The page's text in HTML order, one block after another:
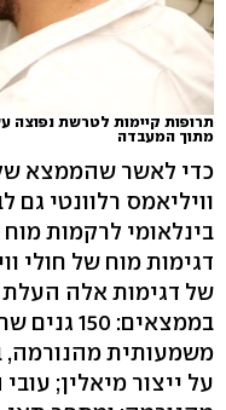
תרופות קיימות לטרשת נפוצה
מתוך המעבדה
כדי לאשר שהממצא
וויליאמס רלוונטי גם
בינלאומי לרקמות
דגימות מוח של חולי
של דגימות אלה
בממצאים:
משמעותית מהנורמה,
על ייצור מיאלין;